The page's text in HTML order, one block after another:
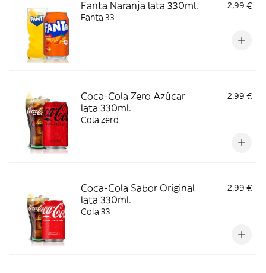
Fanta Naranja lata 330ml.
2,99 €
Fanta 33
Coca-Cola Zero Azúcar
lata 330ml.
2,99 €
Cola zero
Coca-Cola Sabor Original
lata 330ml.
2,99 €
Cola 33